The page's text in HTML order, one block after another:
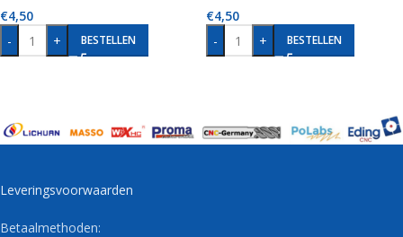
€4,50
-
+ BESTELLEN
€4,50
-
+ BESTELLEN
Leveringsvoorwaarden
Betaalmethoden: